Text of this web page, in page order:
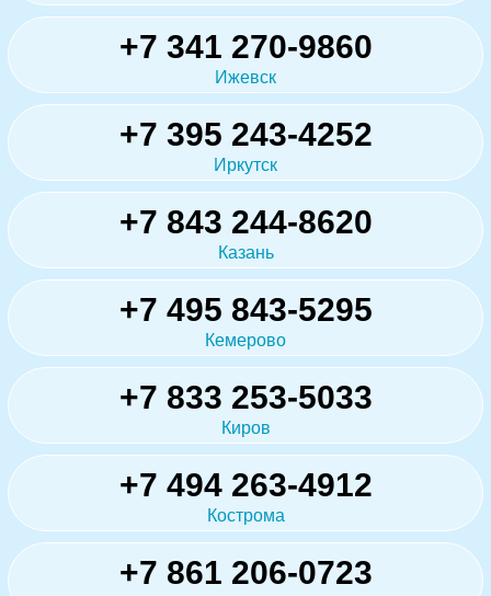
+7 341 270-9860
Ижевск
+7 395 243-4252
Иркутск
+7 843 244-8620
Казань
+7 495 843-5295
Кемерово
+7 833 253-5033
Киров
+7 494 263-4912
Кострома
+7 861 206-0723